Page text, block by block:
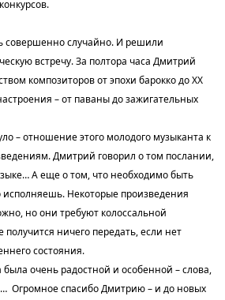
совершенно случайно. И решили
встречу. За полтора часа Дмитрий
композиторов от эпохи барокко до XX
– от паваны до зажигательных
– отношение этого молодого музыканта к
Дмитрий говорил о том послании,
А еще о том, что необходимо быть
Некоторые произведения
но они требуют колоссальной
ничего передать, если нет
состояния.
была очень радостной и особенной – слова,
Огромное спасибо Дмитрию – и до новых